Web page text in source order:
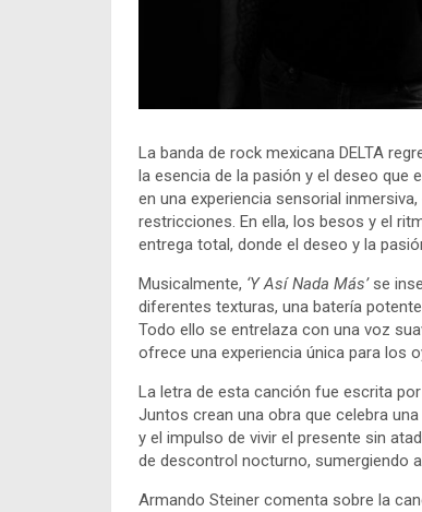
La banda de rock mexicana DELTA
la esencia de la pasión y el deseo que
en una experiencia sensorial
restricciones. En ella, los besos y el
entrega total, donde el deseo y la
Musicalmente, ‘Y Así Nada Más’se
diferentes texturas, una batería
Todo ello se entrelaza con una voz
ofrece una experiencia única para los
La letra de esta canción fue escrita
Juntos crean una obra que celebra
y el impulso de vivir el presente sin
de descontrol nocturno, sumergiendo
Armando Steiner comenta sobre la